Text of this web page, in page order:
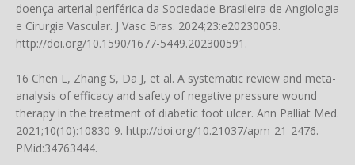
doença arterial periférica da Sociedade Brasileira de Angiologia
e Cirurgia Vascular. J Vasc Bras. 2024;23:e20230059.
http://doi.org/10.1590/1677-5449.202300591 .
16 Chen L, Zhang S, Da J, et al. A systematic review and meta-
analysis of efficacy and safety of negative pressure wound
therapy in the treatment of diabetic foot ulcer. Ann Palliat Med.
2021;10(10):10830-9. http://doi.org/10.21037/apm-21-2476.
PMid:34763444.